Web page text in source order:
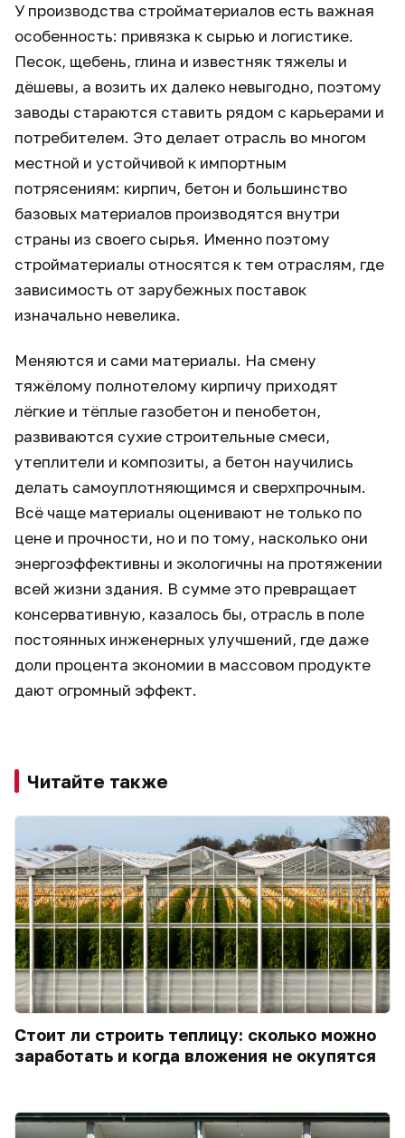
У производства стройматериалов есть важная
особенность: привязка к сырью и логистике.
Песок, щебень, глина и известняк тяжелы и
дёшевы, а возить их далеко невыгодно, поэтому
заводы стараются ставить рядом с карьерами и
потребителем. Это делает отрасль во многом
местной и устойчивой к импортным
потрясениям: кирпич, бетон и большинство
базовых материалов производятся внутри
страны из своего сырья. Именно поэтому
стройматериалы относятся к тем отраслям, где
зависимость от зарубежных поставок
изначально невелика.
Меняются и сами материалы. На смену
тяжёлому полнотелому кирпичу приходят
лёгкие и тёплые газобетон и пенобетон,
развиваются сухие строительные смеси,
утеплители и композиты, а бетон научились
делать самоуплотняющимся и сверхпрочным.
Всё чаще материалы оценивают не только по
цене и прочности, но и по тому, насколько они
энергоэффективны и экологичны на протяжении
всей жизни здания. В сумме это превращает
консервативную, казалось бы, отрасль в поле
постоянных инженерных улучшений, где даже
доли процента экономии в массовом продукте
дают огромный эффект.
Читайте также
Стоит ли строить теплицу: сколько можно
заработать и когда вложения не окупятся